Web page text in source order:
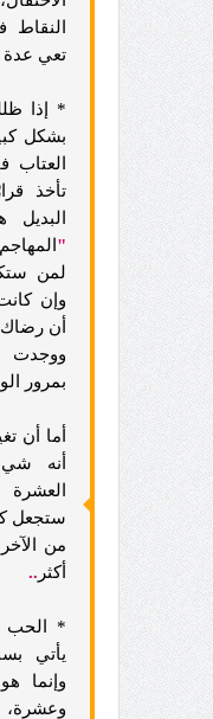
تعي عدة
* إذا
بشكل
العتاب
تأخذ
" المهاجم
لمن
وإن
أن
ووجدت
بمرور
أما أن
أنه
العشرة
ستجعل
من
أكثر ..
* الحب
يأتي
وإنما
وعشرة،